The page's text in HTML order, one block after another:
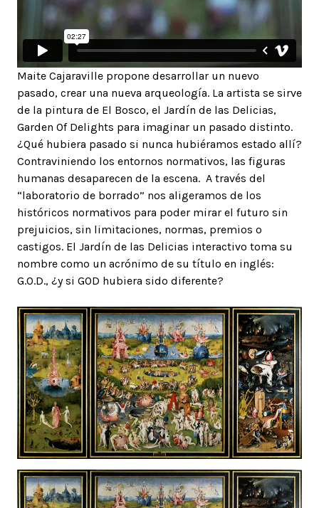
Maite Cajaraville propone desarrollar un nuevo
pasado, crear una nueva arqueología. La artista se sirve
de la pintura de El Bosco, el Jardín de las Delicias,
Garden Of Delights para imaginar un pasado distinto.
¿Qué hubiera pasado si nunca hubiéramos estado allí?
Contraviniendo los entornos normativos, las figuras
humanas desaparecen de la escena. A través del
“laboratorio de borrado” nos aligeramos de los
históricos normativos para poder mirar el futuro sin
prejuicios, sin limitaciones, normas, premios o
castigos. El Jardín de las Delicias interactivo toma su
nombre como un acrónimo de su título en inglés:
G.O.D., ¿y si GOD hubiera sido diferente?